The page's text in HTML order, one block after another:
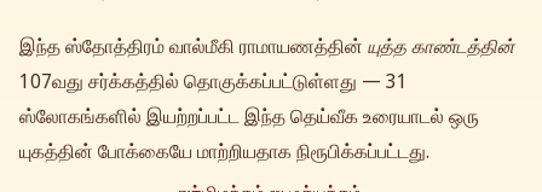
இந்த ஸ்தோத்திரம் வால்மீகி ராமாயணத்தின் யுத்த காண்டத்தின்
107வது சர்க்கத்தில் தொகுக்கப்பட்டுள்ளது — 31
ஸ்லோகங்களில் இயற்றப்பட்ட இந்த தெய்வீக உரையாடல் ஒரு
யுகத்தின் போக்கையே மாற்றியதாக நிரூபிக்கப்பட்டது.